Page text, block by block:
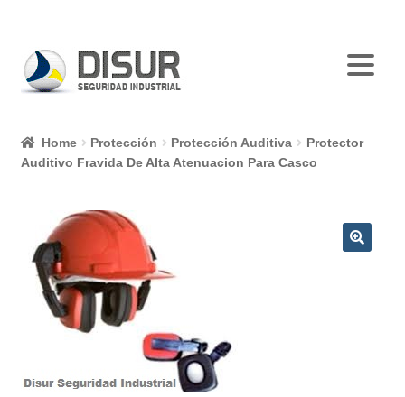
Skip
to
Skip
to
Home Protección Protección Auditiva
Protector
Auditivo Fravida De Alta Atenuacion Para Casco